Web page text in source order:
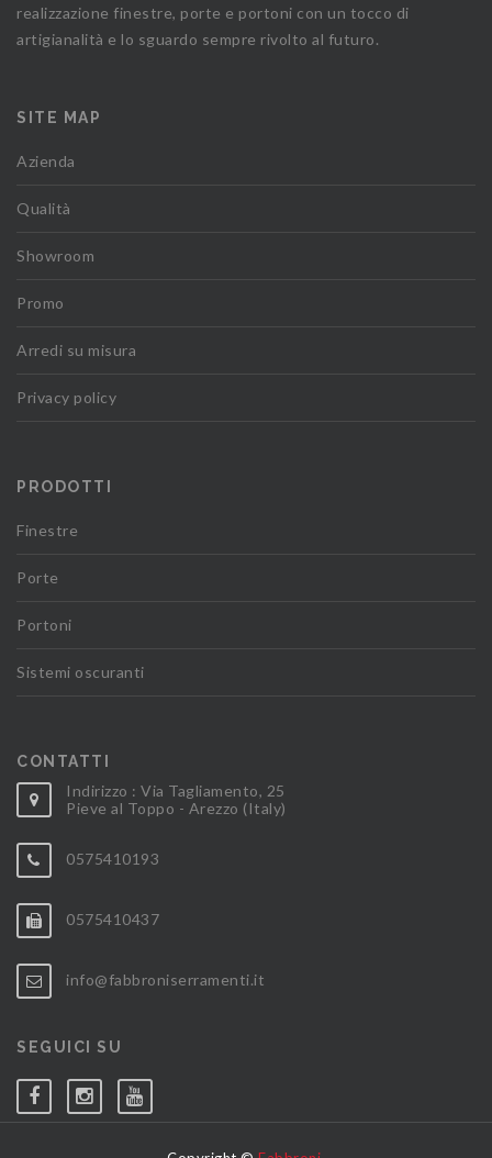
realizzazione finestre, porte e portoni con un tocco di
artigianalità e lo sguardo sempre rivolto al futuro.
SITE MAP
Azienda
Qualità
Showroom
Promo
Arredi su misura
Privacy policy
PRODOTTI
Finestre
Porte
Portoni
Sistemi oscuranti
CONTATTI
Indirizzo : Via Tagliamento, 25
Pieve al Toppo - Arezzo (Italy)
0575410193
0575410437
info@fabbroniserramenti.it
SEGUICI SU